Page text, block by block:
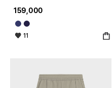
159,000
11